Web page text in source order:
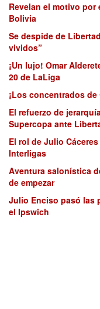
Revelan el motivo
Bolivia
Se despide de
vividos”
¡Un lujo! Omar
20 de LaLiga
¡Los concentrados
El refuerzo de
Supercopa ante
El rol de Julio
Interligas
Aventura salonística
de empezar
Julio Enciso pasó las
el Ipswich